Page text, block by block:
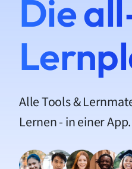
Die
Alle Tools &
Lernen - in einer App.